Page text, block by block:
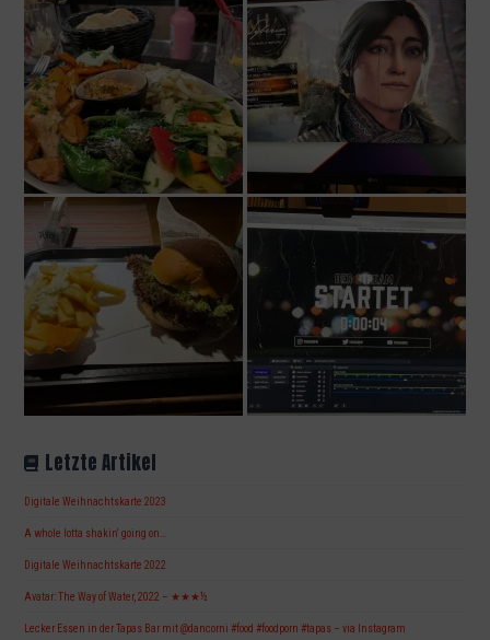
Letzte Artikel
Digitale Weihnachtskarte 2023
A whole lotta shakin‘ going on…
Digitale Weihnachtskarte 2022
Avatar: The Way of Water, 2022 – ★★★½
Lecker Essen in der Tapas Bar mit @dancorni #food #foodporn #tapas – via Instagram